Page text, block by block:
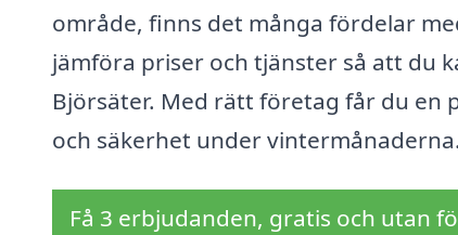
område, finns det många fördelar
jämföra priser och tjänster så att du
Björsäter. Med rätt företag får du
och säkerhet under vintermånaderna.
Få 3 erbjudanden, gratis och utan